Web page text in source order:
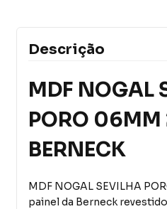
Descrição
MDF NOGAL
PORO 06MM
BERNECK
MDF NOGAL SEVILHA
painel da Berneck